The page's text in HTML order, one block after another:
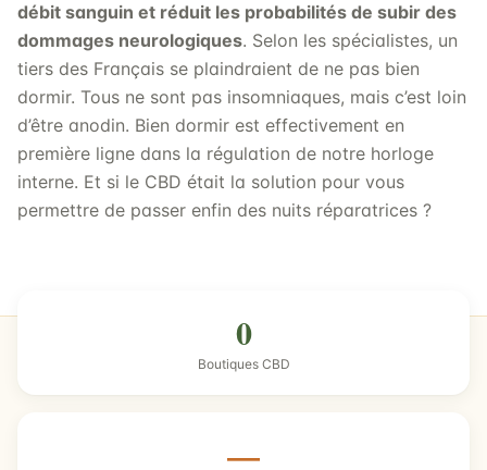
débit sanguin et réduit les probabilités de subir des
dommages neurologiques. Selon les spécialistes, un
tiers des Français se plaindraient de ne pas bien
dormir. Tous ne sont pas insomniaques, mais c’est loin
d’être anodin. Bien dormir est effectivement en
première ligne dans la régulation de notre horloge
interne. Et si le CBD était la solution pour vous
permettre de passer enfin des nuits réparatrices ?
0
Boutiques CBD
—